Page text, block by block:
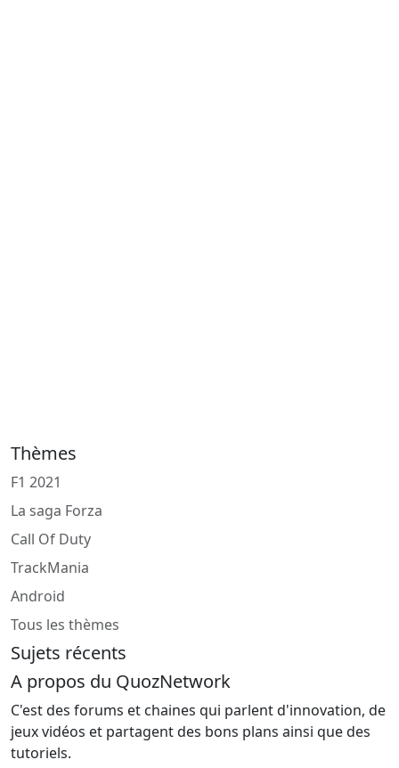
Thèmes
F1 2021
La saga Forza
Call Of Duty
TrackMania
Android
Tous les thèmes
Sujets récents
A propos du QuozNetwork
C'est des forums et chaines qui parlent d'innovation, de
jeux vidéos et partagent des bons plans ainsi que des
tutoriels.